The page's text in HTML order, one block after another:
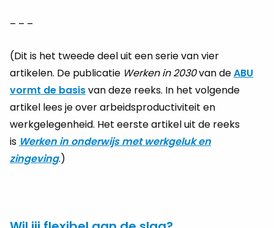
– – –
(Dit is het tweede deel uit een serie van vier
artikelen. De publicatie Werken in 2030van deABU
vormt de basisvan deze reeks. In het volgende
artikel lees je over arbeidsproductiviteit en
werkgelegenheid. Het eerste artikel uit de reeks
is Werken in onderwijs met werkgeluk en
zingeving.)